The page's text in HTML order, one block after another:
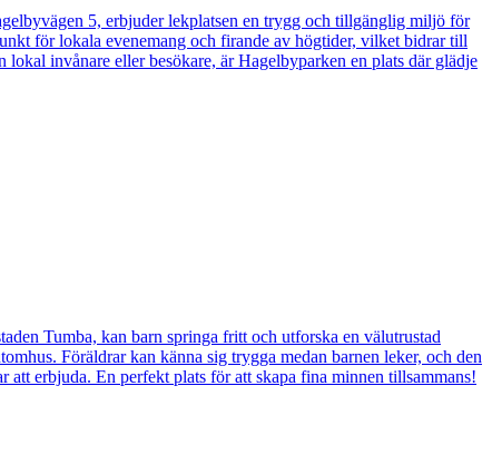
5, erbjuder lekplatsen en trygg och tillgänglig miljö för
för lokala evenemang och firande av högtider, vilket bidrar till
invånare eller besökare, är Hagelbyparken en plats där glädje
Tumba, kan barn springa fritt och utforska en välutrustad
Föräldrar kan känna sig trygga medan barnen leker, och den
erbjuda. En perfekt plats för att skapa fina minnen tillsammans!